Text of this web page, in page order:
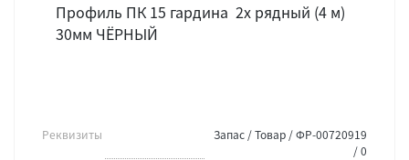
Профиль ПК 15 гардина 2х рядный (4 м)
30мм ЧЁРНЫЙ
Реквизиты
Запас / Товар / ФР-00720919
/ 0